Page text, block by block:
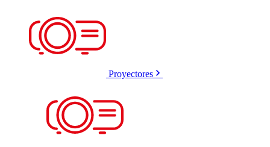
Proyectores